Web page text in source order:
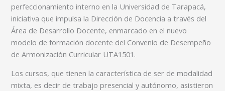
perfeccionamiento interno en la Universidad de Tarapacá,
iniciativa que impulsa la Dirección de Docencia a través del
Área de Desarrollo Docente, enmarcado en el nuevo
modelo de formación docente del Convenio de Desempeño
de Armonización Curricular UTA1501.
Los cursos, que tienen la característica de ser de modalidad
mixta, es decir de trabajo presencial y autónomo, asistieron